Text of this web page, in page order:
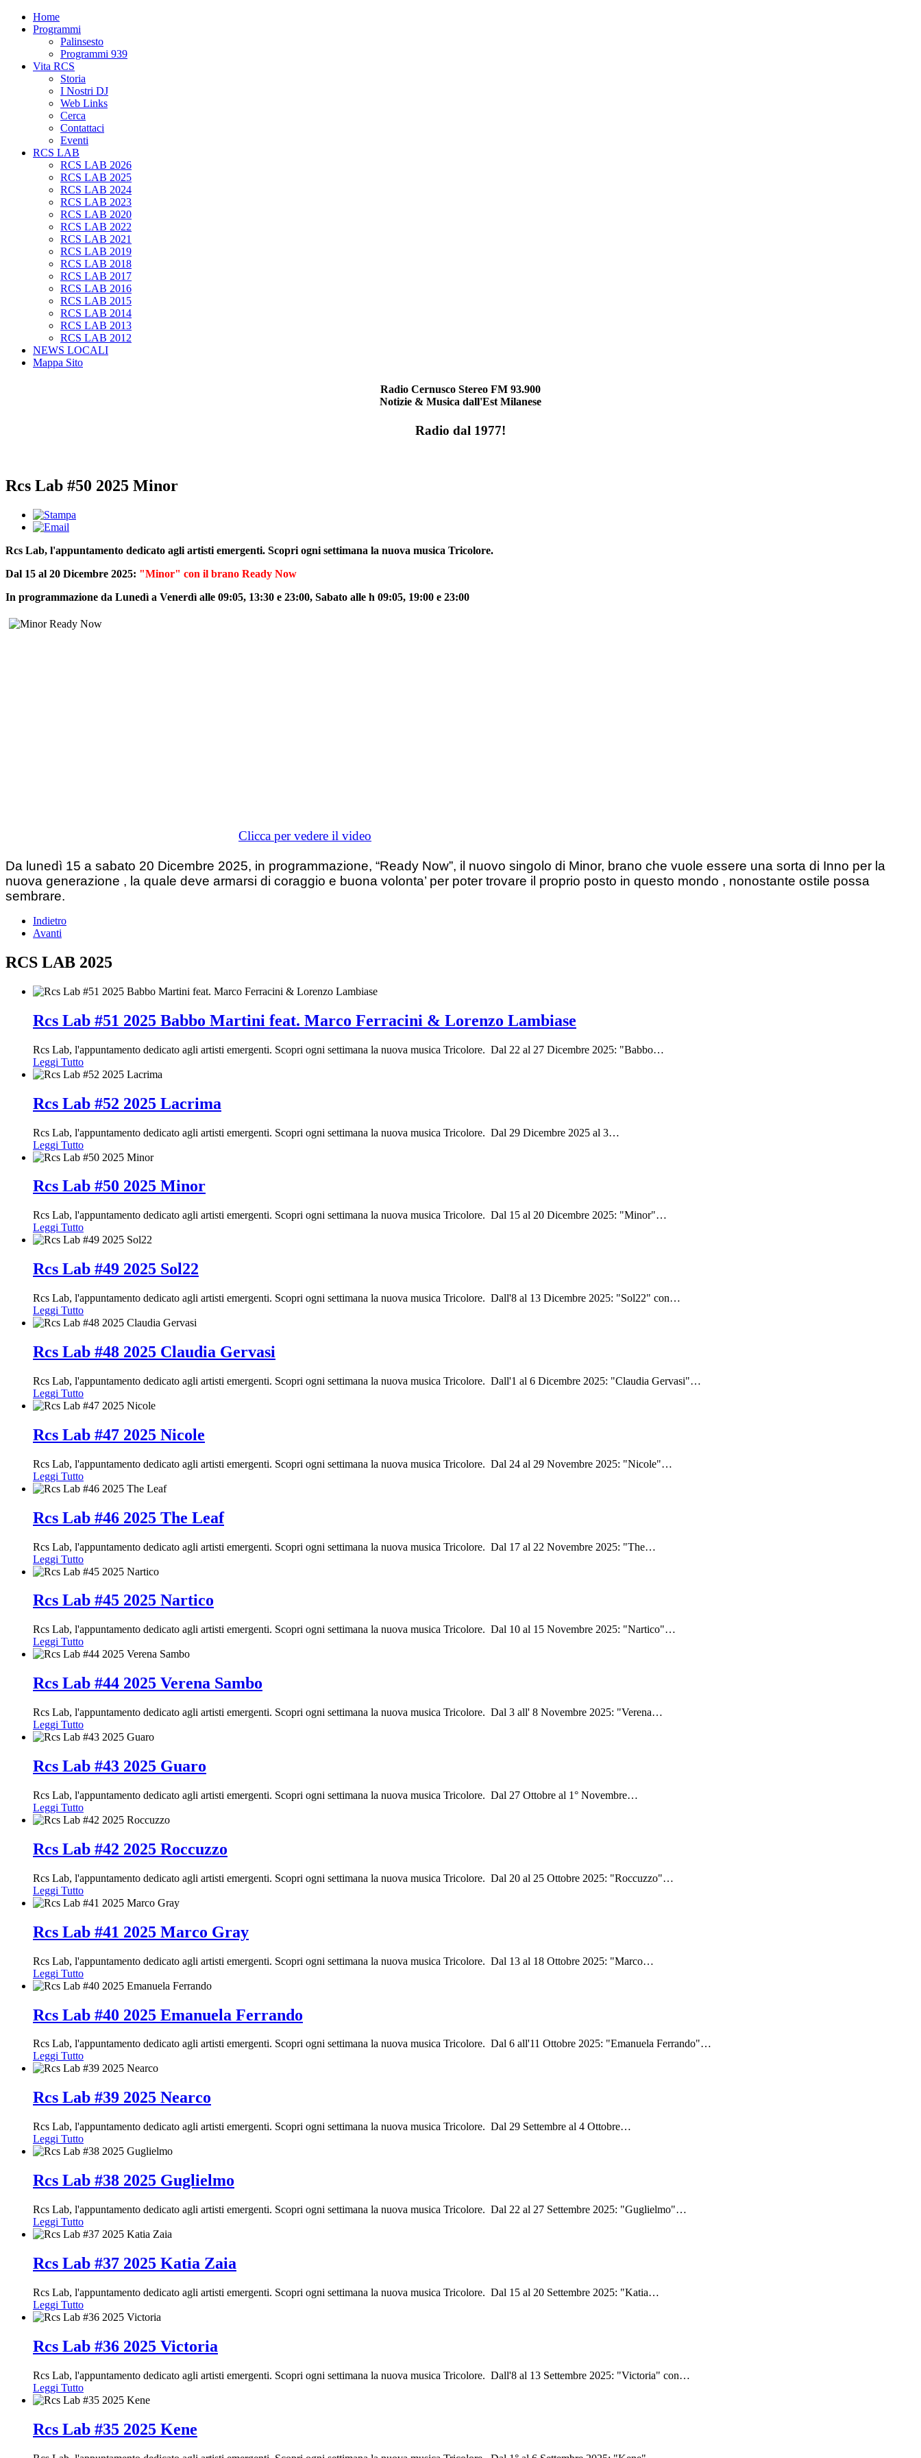
Home
Programmi
Palinsesto
Programmi 939
Vita RCS
Storia
I Nostri DJ
Web Links
Cerca
Contattaci
Eventi
RCS LAB
RCS LAB 2026
RCS LAB 2025
RCS LAB 2024
RCS LAB 2023
RCS LAB 2020
RCS LAB 2022
RCS LAB 2021
RCS LAB 2019
RCS LAB 2018
RCS LAB 2017
RCS LAB 2016
RCS LAB 2015
RCS LAB 2014
RCS LAB 2013
RCS LAB 2012
NEWS LOCALI
Mappa Sito
Radio Cernusco Stereo FM 93.900
Notizie & Musica dall'Est Milanese
Radio dal 1977!
Rcs Lab #50 2025 Minor
Rcs Lab, l'appuntamento dedicato agli artisti emergenti. Scopri ogni settimana la nuova musica Tricolore.
Dal 15 al 20 Dicembre 2025: "Minor" con il brano Ready Now
In programmazione da Lunedì a Venerdì alle 09:05, 13:30 e 23:00, Sabato alle h 09:05, 19:00 e 23:00
Clicca per vedere il video
Da lunedì 15 a sabato 20 Dicembre 2025, in programmazione, “Ready Now”, il nuovo singolo di Minor, brano che vuole essere una sorta di Inno per la
nuova generazione , la quale deve armarsi di coraggio e buona volonta’ per poter trovare il proprio posto in questo mondo , nonostante ostile possa
sembrare.
Indietro
Avanti
RCS LAB 2025
Rcs Lab #51 2025 Babbo Martini feat. Marco Ferracini & Lorenzo Lambiase
Rcs Lab, l'appuntamento dedicato agli artisti emergenti. Scopri ogni settimana la nuova musica Tricolore. Dal 22 al 27 Dicembre 2025: "Babbo…
Leggi Tutto
Rcs Lab #52 2025 Lacrima
Rcs Lab, l'appuntamento dedicato agli artisti emergenti. Scopri ogni settimana la nuova musica Tricolore. Dal 29 Dicembre 2025 al 3…
Leggi Tutto
Rcs Lab #50 2025 Minor
Rcs Lab, l'appuntamento dedicato agli artisti emergenti. Scopri ogni settimana la nuova musica Tricolore. Dal 15 al 20 Dicembre 2025: "Minor"…
Leggi Tutto
Rcs Lab #49 2025 Sol22
Rcs Lab, l'appuntamento dedicato agli artisti emergenti. Scopri ogni settimana la nuova musica Tricolore. Dall'8 al 13 Dicembre 2025: "Sol22" con…
Leggi Tutto
Rcs Lab #48 2025 Claudia Gervasi
Rcs Lab, l'appuntamento dedicato agli artisti emergenti. Scopri ogni settimana la nuova musica Tricolore. Dall'1 al 6 Dicembre 2025: "Claudia Gervasi"…
Leggi Tutto
Rcs Lab #47 2025 Nicole
Rcs Lab, l'appuntamento dedicato agli artisti emergenti. Scopri ogni settimana la nuova musica Tricolore. Dal 24 al 29 Novembre 2025: "Nicole"…
Leggi Tutto
Rcs Lab #46 2025 The Leaf
Rcs Lab, l'appuntamento dedicato agli artisti emergenti. Scopri ogni settimana la nuova musica Tricolore. Dal 17 al 22 Novembre 2025: "The…
Leggi Tutto
Rcs Lab #45 2025 Nartico
Rcs Lab, l'appuntamento dedicato agli artisti emergenti. Scopri ogni settimana la nuova musica Tricolore. Dal 10 al 15 Novembre 2025: "Nartico"…
Leggi Tutto
Rcs Lab #44 2025 Verena Sambo
Rcs Lab, l'appuntamento dedicato agli artisti emergenti. Scopri ogni settimana la nuova musica Tricolore. Dal 3 all' 8 Novembre 2025: "Verena…
Leggi Tutto
Rcs Lab #43 2025 Guaro
Rcs Lab, l'appuntamento dedicato agli artisti emergenti. Scopri ogni settimana la nuova musica Tricolore. Dal 27 Ottobre al 1° Novembre…
Leggi Tutto
Rcs Lab #42 2025 Roccuzzo
Rcs Lab, l'appuntamento dedicato agli artisti emergenti. Scopri ogni settimana la nuova musica Tricolore. Dal 20 al 25 Ottobre 2025: "Roccuzzo"…
Leggi Tutto
Rcs Lab #41 2025 Marco Gray
Rcs Lab, l'appuntamento dedicato agli artisti emergenti. Scopri ogni settimana la nuova musica Tricolore. Dal 13 al 18 Ottobre 2025: "Marco…
Leggi Tutto
Rcs Lab #40 2025 Emanuela Ferrando
Rcs Lab, l'appuntamento dedicato agli artisti emergenti. Scopri ogni settimana la nuova musica Tricolore. Dal 6 all'11 Ottobre 2025: "Emanuela Ferrando"…
Leggi Tutto
Rcs Lab #39 2025 Nearco
Rcs Lab, l'appuntamento dedicato agli artisti emergenti. Scopri ogni settimana la nuova musica Tricolore. Dal 29 Settembre al 4 Ottobre…
Leggi Tutto
Rcs Lab #38 2025 Guglielmo
Rcs Lab, l'appuntamento dedicato agli artisti emergenti. Scopri ogni settimana la nuova musica Tricolore. Dal 22 al 27 Settembre 2025: "Guglielmo"…
Leggi Tutto
Rcs Lab #37 2025 Katia Zaia
Rcs Lab, l'appuntamento dedicato agli artisti emergenti. Scopri ogni settimana la nuova musica Tricolore. Dal 15 al 20 Settembre 2025: "Katia…
Leggi Tutto
Rcs Lab #36 2025 Victoria
Rcs Lab, l'appuntamento dedicato agli artisti emergenti. Scopri ogni settimana la nuova musica Tricolore. Dall'8 al 13 Settembre 2025: "Victoria" con…
Leggi Tutto
Rcs Lab #35 2025 Kene